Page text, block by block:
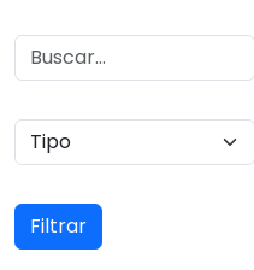
Filtrar